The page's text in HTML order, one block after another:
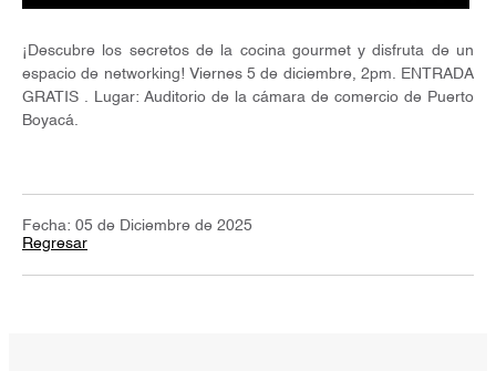
¡Descubre los secretos de la cocina gourmet y disfruta de un
espacio de networking! Viernes 5 de diciembre, 2pm. ENTRADA
GRATIS . Lugar: Auditorio de la cámara de comercio de Puerto
Boyacá.
Fecha: 05 de Diciembre de 2025
Regresar